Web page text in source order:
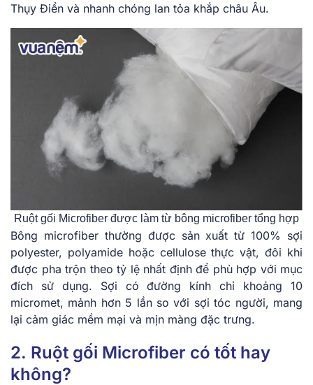
Thụy Điển và nhanh chóng lan tỏa khắp châu Âu.
Ruột gối Microfiber được làm từ bông microfiber tổng hợp
Bông microfiber thường được sản xuất từ 100% sợi
polyester, polyamide hoặc cellulose thực vật, đôi khi
được pha trộn theo tỷ lệ nhất định để phù hợp với mục
đích sử dụng. Sợi có đường kính chỉ khoảng 10
micromet, mảnh hơn 5 lần so với sợi tóc người, mang
lại cảm giác mềm mại và mịn màng đặc trưng.
2. Ruột gối Microfiber có tốt hay
không?